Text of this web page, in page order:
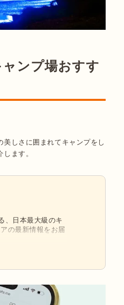
ャンプ場おすす
しさに囲まれてキャンプをし
ます。
、日本最大級のキ
の最新情報をお届